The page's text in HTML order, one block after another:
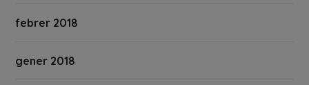
febrer 2018
gener 2018